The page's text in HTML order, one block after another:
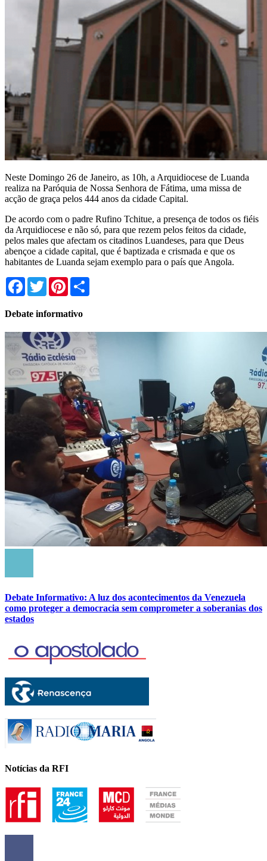
Neste Domingo 26 de Janeiro, as 10h, a Arquidiocese de Luanda
realiza na Paróquia de Nossa Senhora de Fátima, uma missa de
acção de graça pelos 444 anos da cidade Capital.
De acordo com o padre Rufino Tchitue, a presença de todos os fiéis
da Arquidiocese e não só, para que rezem pelos feitos da cidade,
pelos males que afectam os citadinos Luandeses, para que Deus
abençoe a cidade capital, que é baptizada e crismada e que os
habitantes de Luanda sejam exemplo para o país que Angola.
Facebook
TwitterPinterest
Debate informativo
Debate Informativo: A luz dos acontecimentos da Venezuela
como proteger a democracia sem comprometer a soberanias dos
estados
Notícias da RFI